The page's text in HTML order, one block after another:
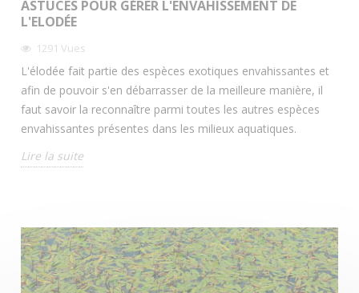
ASTUCES POUR GÉRER L'ENVAHISSEMENT DE
L'ELODÉE
1291Vues
L'élodée fait partie des espèces exotiques envahissantes et
afin de pouvoir s'en débarrasser de la meilleure manière, il
faut savoir la reconnaître parmi toutes les autres espèces
envahissantes présentes dans les milieux aquatiques.
Lire la suite